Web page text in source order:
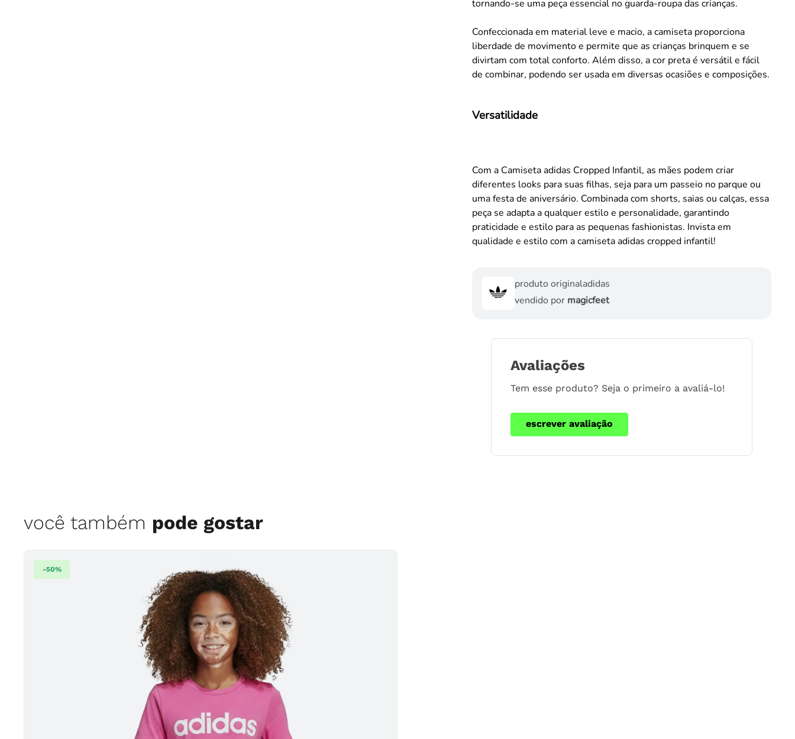
tornando-se uma peça essencial no guarda-roupa das crianças.
Confeccionada em material leve e macio, a camiseta proporciona
liberdade de movimento e permite que as crianças brinquem e se
divirtam com total conforto. Além disso, a cor preta é versátil e fácil
de combinar, podendo ser usada em diversas ocasiões e composições.
Versatilidade
Com a Camiseta adidas Cropped Infantil, as mães podem criar
diferentes looks para suas filhas, seja para um passeio no parque ou
uma festa de aniversário. Combinada com shorts, saias ou calças, essa
peça se adapta a qualquer estilo e personalidade, garantindo
praticidade e estilo para as pequenas fashionistas. Invista em
qualidade e estilo com a camiseta adidas cropped infantil!
produto originaladidas
vendido por magicfeet
Avaliações
Tem esse produto? Seja o primeiro a avaliá-lo!
escrever avaliação
você também pode gostar
-50%